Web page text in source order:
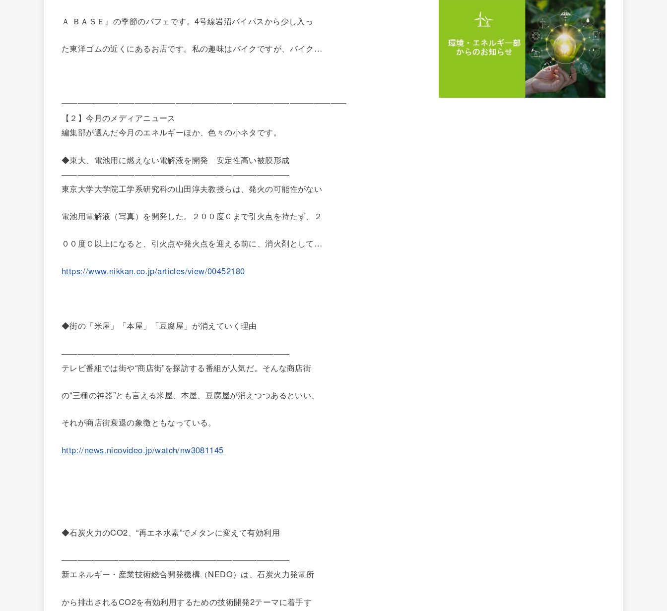
Ａ ＢＡＳＥ』の季節のパフェです。4号線岩沼バイパスから少し入っ
た東洋ゴムの近くにあるお店です。私の趣味はバイクですが、バイク…
━━━━━━━━━━━━━━━━━━━━━━━━━━━━━━━━━━━
【２】今月のメディアニュース
編集部が選んだ今月のエネルギーほか、色々の小ネタです。
◆東大、電池用に燃えない電解液を開発 安定性高い被膜形成
――――――――――――――――――――――――――――
東京大学大学院工学系研究科の山田淳夫教授らは、発火の可能性がない
電池用電解液（写真）を開発した。２００度Ｃまで引火点を持たず、２
００度Ｃ以上になると、引火点や発火点を迎える前に、消火剤として…
https://www.nikkan.co.jp/articles/view/00452180
◆街の「米屋」「本屋」「豆腐屋」が消えていく理由
――――――――――――――――――――――――――――
テレビ番組では街や“商店街”を探訪する番組が人気だ。そんな商店街
の“三種の神器”とも言える米屋、本屋、豆腐屋が消えつつあるといい、
それが商店街衰退の象徴ともなっている。
http://news.nicovideo.jp/watch/nw3081145
◆石炭火力のCO2、“再エネ水素”でメタンに変えて有効利用
――――――――――――――――――――――――――――
新エネルギー・産業技術総合開発機構（NEDO）は、石炭火力発電所
から排出されるCO2を有効利用するための技術開発2テーマに着手す